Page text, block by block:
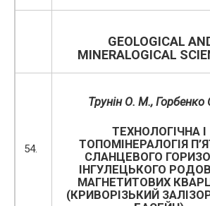
GEOLOGICAL
MINERALOGICAL
54.
Трунін О. М., Горбенко
ТЕХНОЛОГІЧНА І
ТОПОМІНЕРАЛОГІЯ
СЛАНЦЕВОГО
ІНГУЛЕЦЬКОГО
МАГНЕТИТОВИХ
(КРИВОРІЗЬКИЙ